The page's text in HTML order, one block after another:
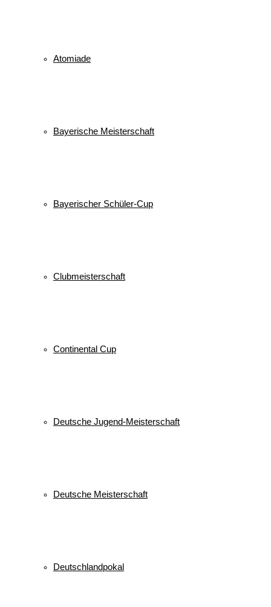
Atomiade
Bayerische Meisterschaft
Bayerischer Schüler-Cup
Clubmeisterschaft
Continental Cup
Deutsche Jugend-Meisterschaft
Deutsche Meisterschaft
Deutschlandpokal